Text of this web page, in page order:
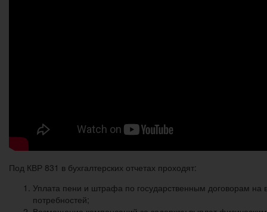
Под КВР 831 в бухгалтерских отчетах проходят:
Уплата пени и штрафа по государственным договорам на
потребностей;